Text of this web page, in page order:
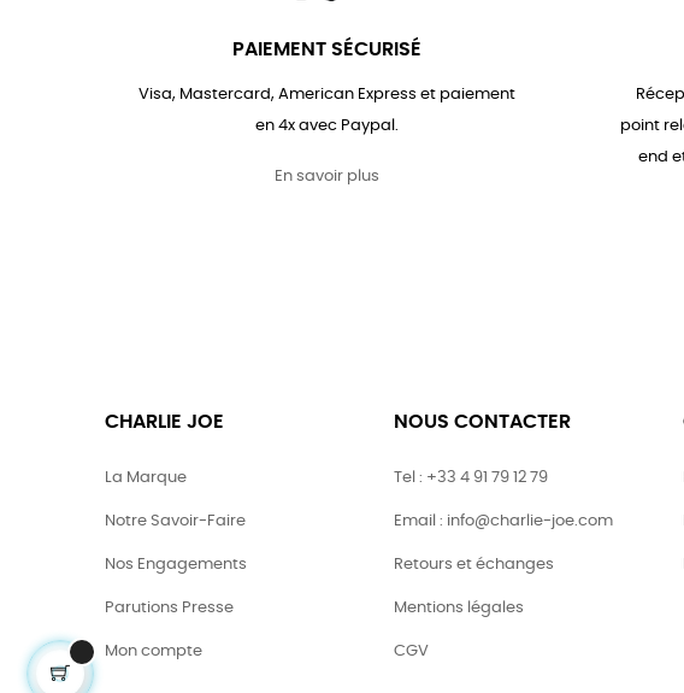
PAIEMENT SÉCURISÉ
Visa, Mastercard, American Express et paiement
en 4x avec Paypal.
En savoir plus
point
end
CHARLIE JOE
La Marque
Notre Savoir-Faire
Nos Engagements
Parutions Presse
Mon compte
NOUS CONTACTER
Tel : +33 4 91 79 12 79
Email : info@charlie-joe.com
Retours et échanges
Mentions légales
CGV